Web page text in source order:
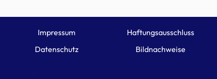
Impressum
Datenschutz
Haftungsausschluss
Bildnachweise